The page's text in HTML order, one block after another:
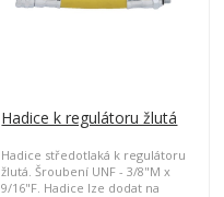
Hadice k regulátoru žlutá
Hadice středotlaká k regulátoru
žlutá. Šroubení UNF - 3/8"M x
9/16"F. Hadice lze dodat na